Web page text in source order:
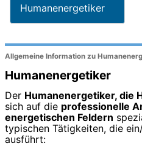
Humanenergetiker
Allgemeine Information zu
Humanenergetiker
Der Humanenergetiker, die
sich auf die professionelle
energetischen Feldern
typischen Tätigkeiten, die
ausführt: